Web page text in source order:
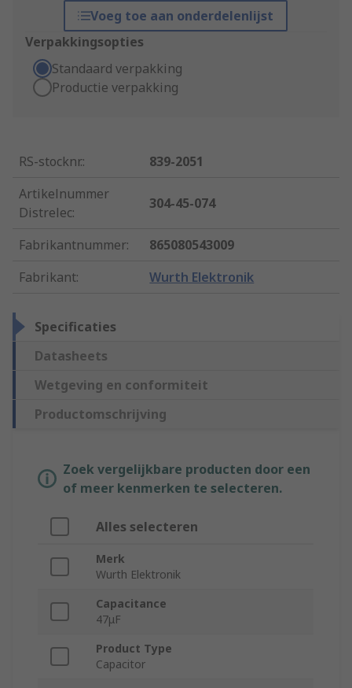
Voeg toe aan onderdelenlijst
Verpakkingsopties
Standaard verpakking
Productie verpakking
RS-stocknr.:
839-2051
Artikelnummer
Distrelec:
304-45-074
Fabrikantnummer:
865080543009
Fabrikant: Wurth Elektronik
Specificaties
Datasheets
Wetgeving en conformiteit
Productomschrijving
Zoek vergelijkbare producten door een
of meer kenmerken te selecteren.
Alles selecteren
Merk
Wurth Elektronik
Capacitance
47μF
Product Type
Capacitor